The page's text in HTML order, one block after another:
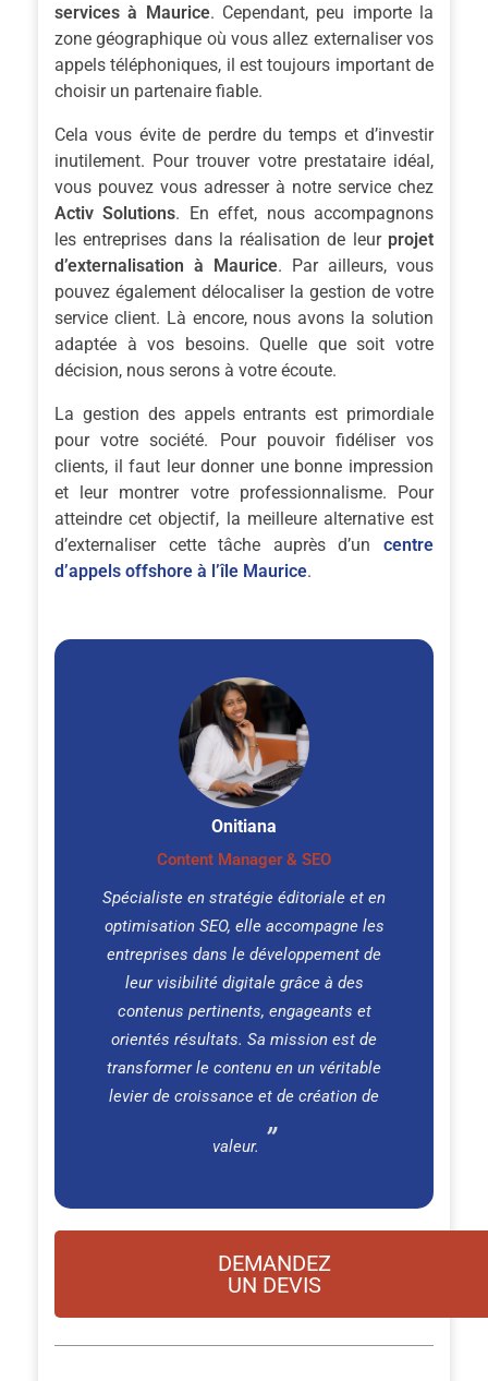
services à Maurice. Cependant, peu importe la
zone géographique où vous allez externaliser vos
appels téléphoniques, il est toujours important de
choisir un partenaire fiable.
Cela vous évite de perdre du temps et d’investir
inutilement. Pour trouver votre prestataire idéal,
vous pouvez vous adresser à notre service chez
Activ Solutions. En effet, nous accompagnons
les entreprises dans la réalisation de leur projet
d’externalisation à Maurice. Par ailleurs, vous
pouvez également délocaliser la gestion de votre
service client. Là encore, nous avons la solution
adaptée à vos besoins. Quelle que soit votre
décision, nous serons à votre écoute.
La gestion des appels entrants est primordiale
pour votre société. Pour pouvoir fidéliser vos
clients, il faut leur donner une bonne impression
et leur montrer votre professionnalisme. Pour
atteindre cet objectif, la meilleure alternative est
d’externaliser cette tâche auprès d’un centre
d’appels offshore à l’île Maurice.
Onitiana
Content Manager & SEO
Spécialiste en stratégie éditoriale et en
optimisation SEO, elle accompagne les
entreprises dans le développement de
leur visibilité digitale grâce à des
contenus pertinents, engageants et
orientés résultats. Sa mission est de
transformer le contenu en un véritable
levier de croissance et de création de
valeur.
DEMANDEZ
UN DEVIS